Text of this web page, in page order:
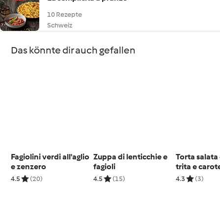
10 Rezepte
Schweiz
Das könnte dir auch gefallen
Fagiolini verdi all'aglio
e zenzero
4.5 (20)
Zuppa di lenticchie e
fagioli
4.5 (15)
Torta
trita e
4.3 (3)